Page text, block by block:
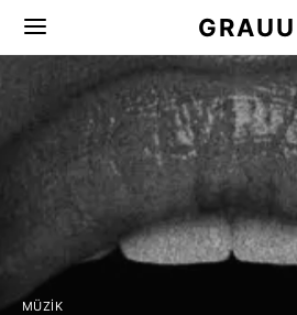
GRAUU
MÜZIK